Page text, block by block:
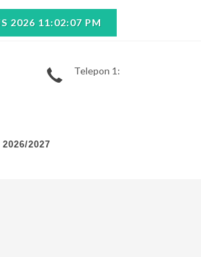
2026 11:02:07 PM
Telepon 1:
2027